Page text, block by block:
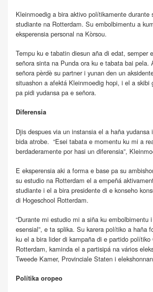
Kleinmoedig a bira aktivo polítikamente durante
studiante na Rotterdam. Su embolbimentu a
eksperensia personal na Kòrsou.
Tempu ku e tabatin diesun aña di edat, semper
señora sinta na Punda ora ku e tabata bai pela.
señora pèrdè su partner i yunan den un
situashon a afektá Kleinmoedig hopi, i el a skibi
pa pidi yudansa pa e señora.
Diferensia
Djis despues via un instansia el a haña yudansa
bida atrobe. “Esei tabata e momentu ku mi a
berdaderamente por hasi un diferensia”,
E eksperensia aki a forma e base pa su
su estudio na Rotterdam el a empeñá
studiante i el a bira presidente di e konseho
di Hogeschool Rotterdam.
“Durante mi estudio mi a siña ku embolbimentu
esensial”, e ta splika. Su karera polítiko a haña
ku el a bira lider di kampaña di e partido polítiko
Rotterdam, kaminda el a partisipá na vários
Tweede Kamer, Provinciale Staten i
Polítika oropeo